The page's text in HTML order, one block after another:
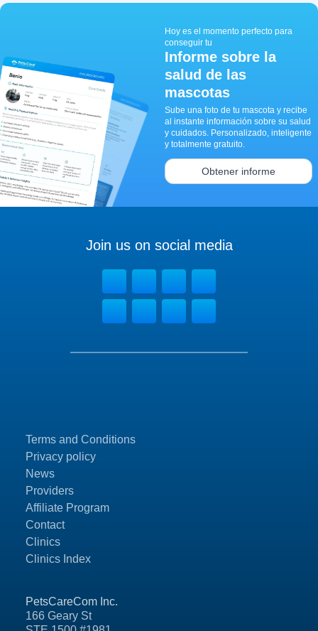
Hoy es el momento perfecto para
conseguir tu
Informe sobre la
salud de las
mascotas
Sube una foto de tu mascota y recibe
al instante información sobre su salud
y cuidados. Personalizado, inteligente
y totalmente gratuito.
Obtener informe
PetsCareCom Inc.
166 Geary St
Terms and Conditions
Privacy policy
News
Providers
Affiliate Program
Contact
Clinics
Clinics Index
Join us on social media